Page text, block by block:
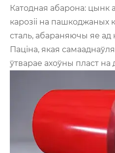
Катодная абарона: цынк
карозіі на пашкоджаных
сталь, абараняючы яе ад
Паціна, якая
ўтварае ахоўны пласт на